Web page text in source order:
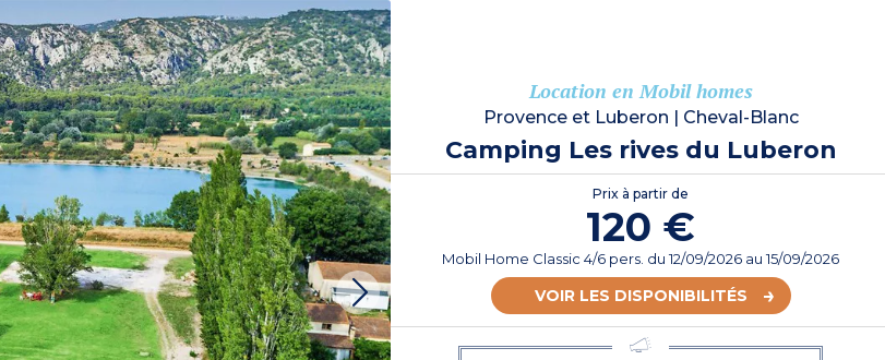
Location en Mobil homes
Provence et Luberon Cheval-Blanc
Camping Les rives du Luberon
Prix à partir de
120 €
Mobil Home Classic 4/6 pers. du12/09/2026 au 15/09/2026
VOIR LES DISPONIBILITÉS